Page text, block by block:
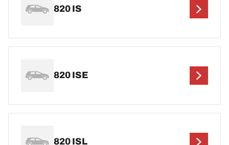
820 IS
820 ISE
820 ISL